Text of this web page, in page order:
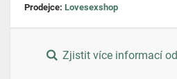
Prodejce: Lovesexshop
Zjistit více informací